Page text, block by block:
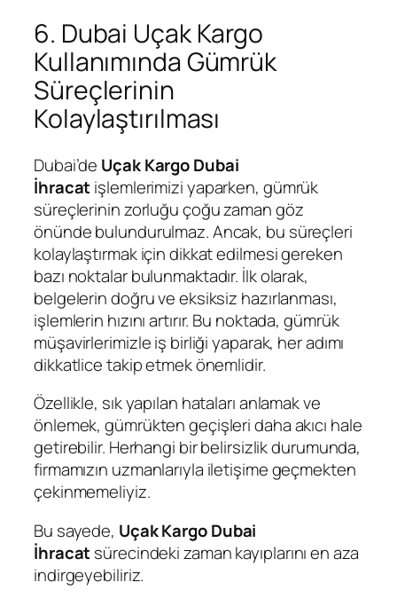
6. Dubai Uçak Kargo
Kullanımında Gümrük
Süreçlerinin
Kolaylaştırılması
Dubai’de Uçak Kargo Dubai
İhracatişlemlerimizi yaparken, gümrük
süreçlerinin zorluğu çoğu zaman göz
önünde bulundurulmaz. Ancak, bu süreçleri
kolaylaştırmak için dikkat edilmesi gereken
bazı noktalar bulunmaktadır. İlk olarak,
belgelerin doğru ve eksiksiz hazırlanması,
işlemlerin hızını artırır. Bu noktada, gümrük
müşavirlerimizle iş birliği yaparak, her adımı
dikkatlice takip etmek önemlidir.
Özellikle, sık yapılan hataları anlamak ve
önlemek, gümrükten geçişleri daha akıcı hale
getirebilir. Herhangi bir belirsizlik durumunda,
firmamızın uzmanlarıyla iletişime geçmekten
çekinmemeliyiz.
Bu sayede, Uçak Kargo Dubai
İhracatsürecindeki zaman kayıplarını en aza
indirgeyebiliriz.